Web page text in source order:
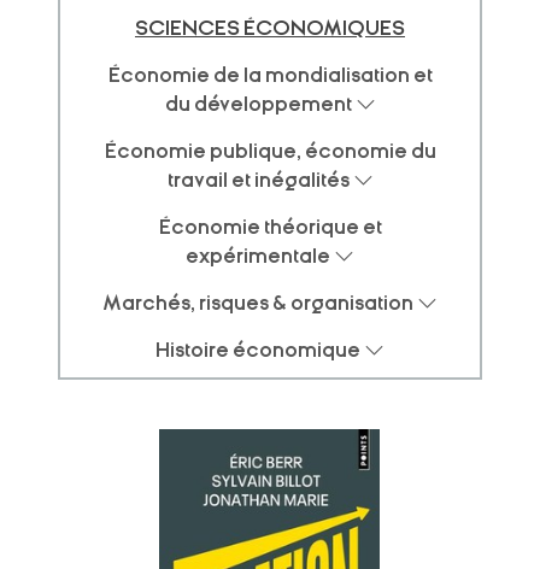
SCIENCES ÉCONOMIQUES
Économie de la mondialisation et
du développement
Économie publique, économie du
travail et inégalités
Économie théorique et
expérimentale
Marchés, risques & organisation
Histoire économique